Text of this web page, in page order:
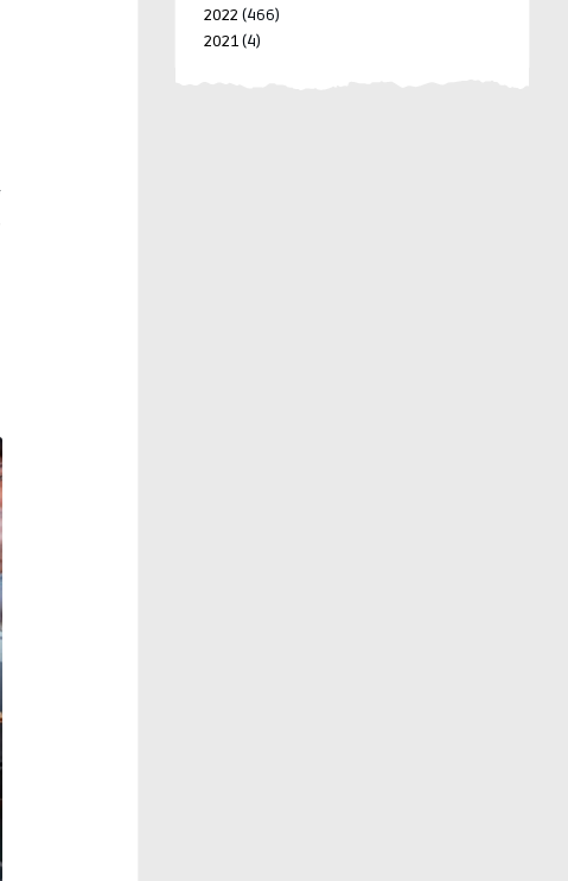
2022 (466)
2021(4)